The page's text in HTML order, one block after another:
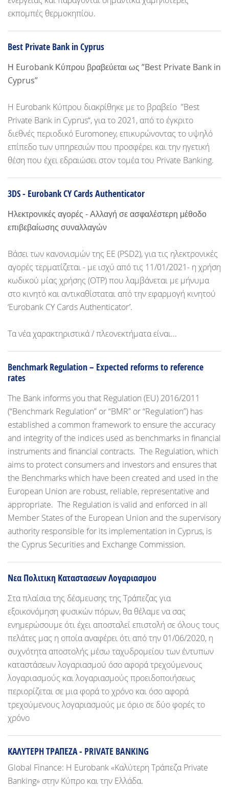
εκπομπές θερμοκηπίου.
Best Private Bank in Cyprus
Η Eurobank Κύπρου βραβεύεται ως ”Best Private Bank in
Cyprus”
Η Eurobank Κύπρου διακρίθηκε με το βραβείο ”Best
Private Bank in Cyprus“, για το 2021, από το έγκριτο
διεθνές περιοδικό Euromoney, επικυρώνοντας το υψηλό
επίπεδο των υπηρεσιών που προσφέρει και την ηγετική
θέση που έχει εδραιώσει στον τομέα του Private Banking.
3DS - Eurobank CY Cards Authenticator
Ηλεκτρονικές αγορές - Αλλαγή σε ασφαλέστερη μέθοδο
επιβεβαίωσης συναλλαγών
Βάσει των κανονισμών της ΕΕ (PSD2), για τις ηλεκτρονικές
αγορές τερματίζεται - με ισχύ από τις 11/01/2021- η χρήση
κωδικού μίας χρήσης (OTP) που λαμβάνεται με μήνυμα
στο κινητό και αντικαθίσταται από την εφαρμογή κινητού
‘Eurobank CY Cards Authenticator’.
Τα νέα χαρακτηριστικά / πλεονεκτήματα είναι...
Benchmark Regulation – Expected reforms to reference
rates
The Bank informs you that Regulation (EU) 2016/2011
(“Benchmark Regulation” or “BMR” or “Regulation”) has
established a common framework to ensure the accuracy
and integrity of the indices used as benchmarks in financial
instruments and financial contracts. The Regulation, which
aims to protect consumers and investors and ensures that
the Benchmarks which have been created and used in the
European Union are robust, reliable, representative and
appropriate. The Regulation is valid and enforced in all
Member States of the European Union and the supervisory
authority responsible for its implementation in Cyprus, is
the Cyprus Securities and Exchange Commission.
Νεα Πολιτικη Καταστασεων Λογαριασμου
Στα πλαίσια της δέσμευσης της Τράπεζας για
εξοικονόμηση φυσικών πόρων, θα θέλαμε να σας
ενημερώσουμε ότι έχει αποσταλεί επιστολή σε όλους τους
πελάτες μας η οποία αναφέρει ότι από την 01/06/2020, η
συχνότητα αποστολής μέσω ταχυδρομείου των έντυπων
καταστάσεων λογαριασμού όσο αφορά τρεχούμενους
λογαριασμούς και λογαριασμούς προειδοποιήσεως
περιορίζεται σε μια φορά το χρόνο και όσο αφορά
τρεχούμενους λογαριασμούς με όριο σε δύο φορές το
χρόνο
ΚΑΛΥΤΕΡΗ ΤΡΑΠΕΖΑ - PRIVATE BANKING
Global Finance: Η Eurobank «Καλύτερη Τράπεζα Private
Banking» στην Κύπρο και την Ελλάδα.